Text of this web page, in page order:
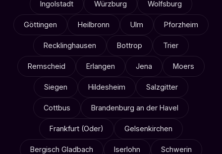
Ingolstadt Würzburg Wolfsburg
Göttingen Heilbronn Ulm Pforzheim
Recklinghausen Bottrop Trier
Remscheid Erlangen Jena Moers
Siegen Hildesheim Salzgitter
Cottbus Brandenburg an der Havel
Frankfurt (Oder) Gelsenkirchen
Bergisch Gladbach Iserlohn Schwerin